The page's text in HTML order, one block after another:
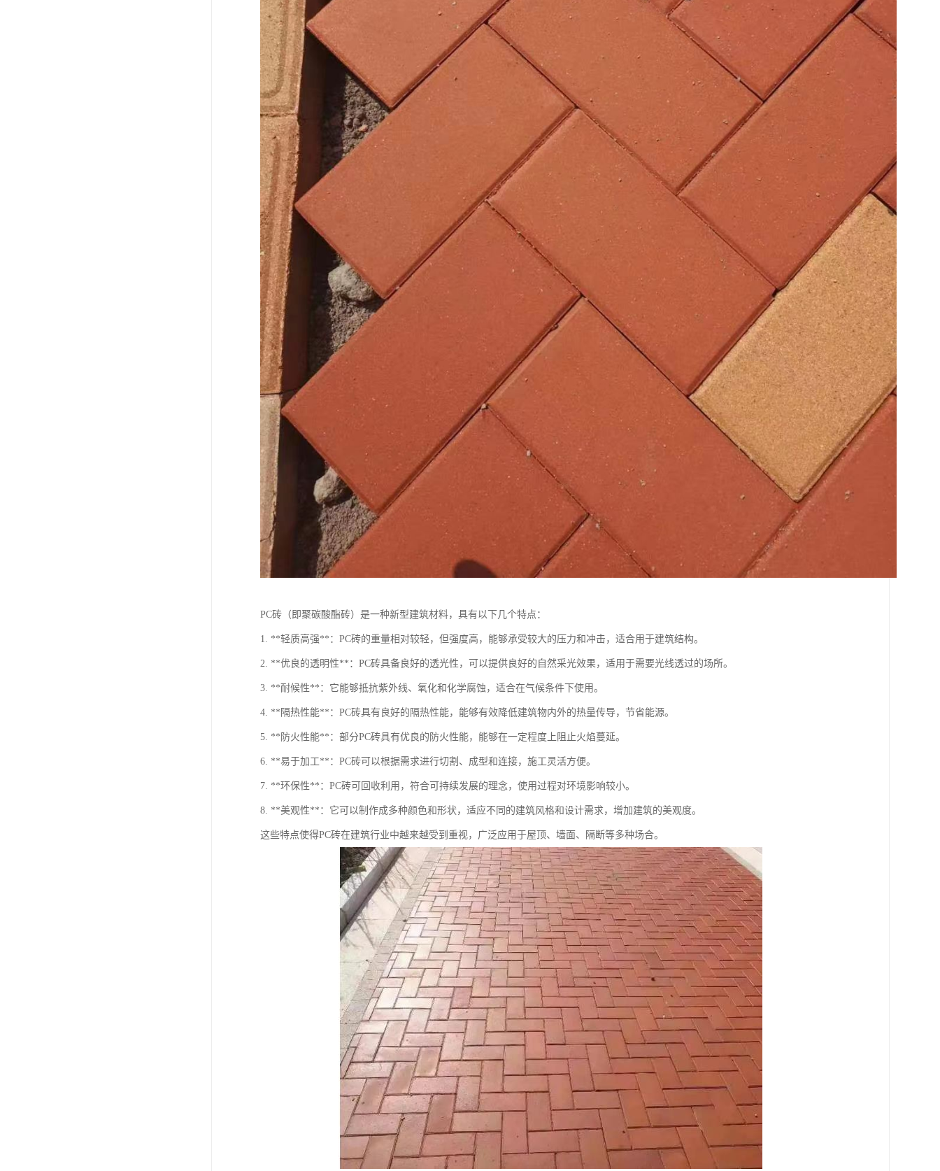
PC砖（即聚碳酸酯砖）是一种新型建筑材料，具有以下几个特点：
1. **轻质高强**：PC砖的重量相对较轻，但强度高，能够承受较大的压力和冲击，适合用于建筑结构。
2. **优良的透明性**：PC砖具备良好的透光性，可以提供良好的自然采光效果，适用于需要光线透过的场所。
3. **耐候性**：它能够抵抗紫外线、氧化和化学腐蚀，适合在气候条件下使用。
4. **隔热性能**：PC砖具有良好的隔热性能，能够有效降低建筑物内外的热量传导，节省能源。
5. **防火性能**：部分PC砖具有优良的防火性能，能够在一定程度上阻止火焰蔓延。
6. **易于加工**：PC砖可以根据需求进行切割、成型和连接，施工灵活方便。
7. **环保性**：PC砖可回收利用，符合可持续发展的理念，使用过程对环境影响较小。
8. **美观性**：它可以制作成多种颜色和形状，适应不同的建筑风格和设计需求，增加建筑的美观度。
这些特点使得PC砖在建筑行业中越来越受到重视，广泛应用于屋顶、墙面、隔断等多种场合。